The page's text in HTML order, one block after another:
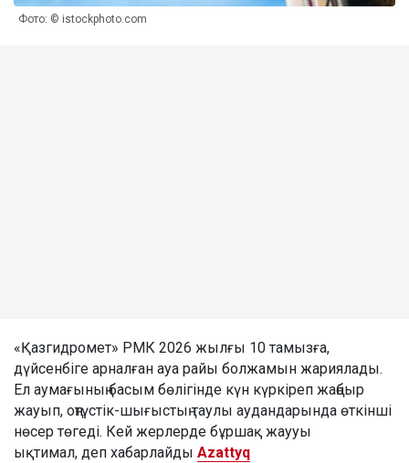
Фото: © istockphoto.com
«Қазгидромет» РМК 2026 жылғы 10 тамызға,
дүйсенбіге арналған ауа райы болжамын жариялады.
Ел аумағының басым бөлігінде күн күркіреп жаңбыр
жауып, оңтүстік-шығыстың таулы аудандарында өткінші
нөсер төгеді. Кей жерлерде бұршақ жаууы
ықтимал, деп хабарлайды Azattyq